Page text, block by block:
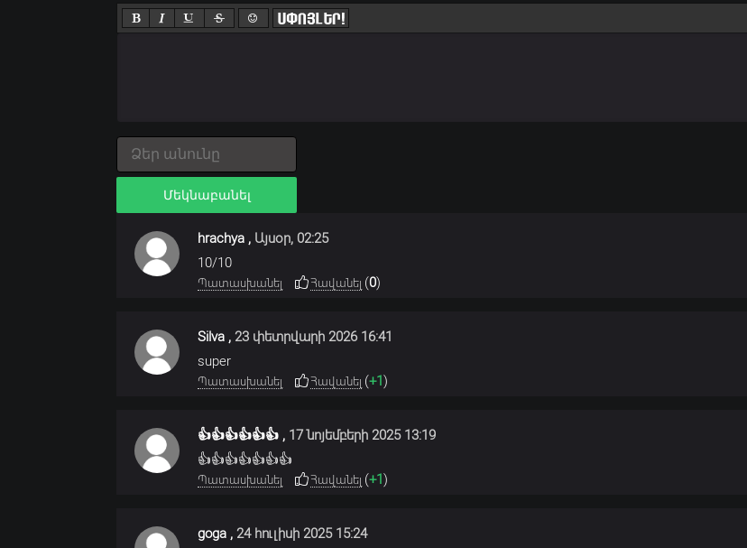
Մեկնաբանել
hrachya , Այսօր, 02:25
Պատասխանել Հավանել (0)
10/10
Silva , 23 փետրվարի 2026 16:41
Պատասխանել Հավանել (+1)
super
👍👍👍👍👍👍 , 17 նոյեմբերի 2025 13:19
Պատասխանել Հավանել (+1)
👍👍👍👍👍👍👍
goga , 24 հուլիսի 2025 15:24